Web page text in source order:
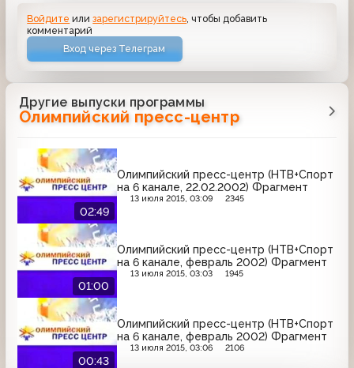
Войдите илизарегистрируйтесь , чтобы добавить
комментарий
Вход через Телеграм
Другие выпуски программы
Олимпийский пресс-центр
02:49
Олимпийский пресс-центр (НТВ+Спорт
на 6 канале, 22.02.2002) Фрагмент
13 июля 2015, 03:09 2345
01:00
Олимпийский пресс-центр (НТВ+Спорт
на 6 канале, февраль 2002) Фрагмент
13 июля 2015, 03:03 1945
00:43
Олимпийский пресс-центр (НТВ+Спорт
на 6 канале, февраль 2002) Фрагмент
13 июля 2015, 03:06 2106